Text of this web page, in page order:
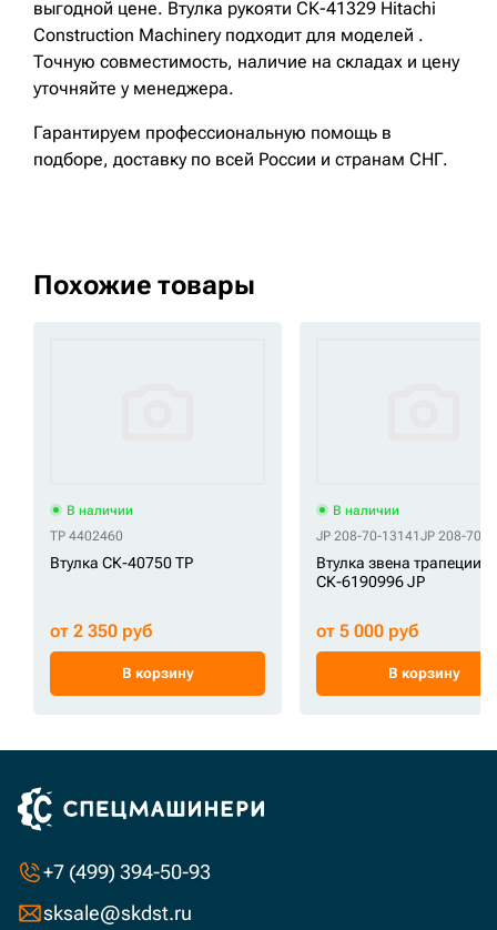
выгодной цене. Втулка рукояти СК-41329 Hitachi
Construction Machinery подходит для моделей .
Точную совместимость, наличие на складах и цену
уточняйте у менеджера.
Гарантируем профессиональную помощь в
подборе, доставку по всей России и странам СНГ.
Похожие товары
В наличии
TP 4402460
Втулка СК-40750 TP
от 2 350 руб
В корзину
В наличии
JP 208-70-13141 JP 208-70-
Втулка звена трапеции
СК-6190996 JP
от 5 000 руб
В корзину
+7 (499) 394-50-93
sksale@skdst.ru